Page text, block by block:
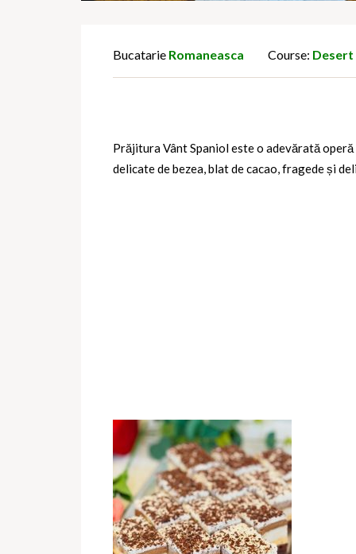
Bucatarie Romaneasca Course: Desert
Prăjitura Vânt Spaniol este o adevărată
delicate de bezea, blat de cacao, fragede și